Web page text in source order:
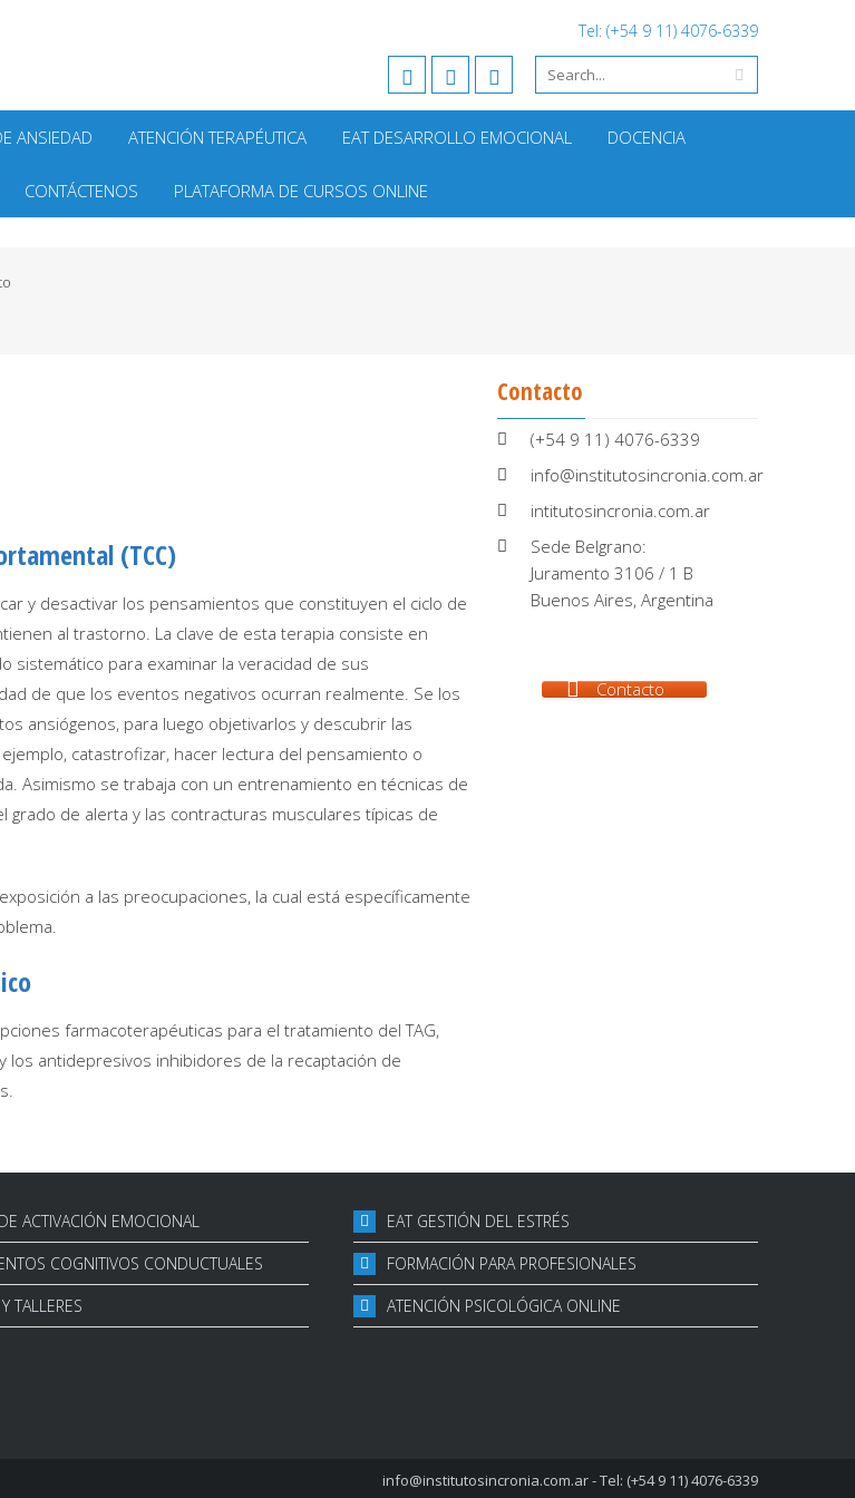
Tel: (+54 9 11) 4076-6339
ANSIEDAD ATENCIÓN TERAPÉUTICA EAT DESARROLLO EMOCIONAL DOCENCIA
CONTÁCTENOS PLATAFORMA DE CURSOS ONLINE
(TCC)
y desactivar los pensamientos que constituyen el ciclo de
al trastorno. La clave de esta terapia consiste en
sistemático para examinar la veracidad de sus
de que los eventos negativos ocurran realmente. Se los
ansiógenos, para luego objetivarlos y descubrir las
catastrofizar, hacer lectura del pensamiento o
Asimismo se trabaja con un entrenamiento en técnicas de
grado de alerta y las contracturas musculares típicas de
a las preocupaciones, la cual está específicamente
farmacoterapéuticas para el tratamiento del TAG,
los antidepresivos inhibidores de la recaptación de
Contacto
(+54 9 11) 4076-6339
info@institutosincronia.com.ar
intitutosincronia.com.ar
Sede Belgrano:
Juramento 3106 / 1 B
Buenos Aires, Argentina
Contacto
ACTIVACIÓN EMOCIONAL
COGNITIVOS CONDUCTUALES
TALLERES
EAT GESTIÓN DEL ESTRÉS
FORMACIÓN PARA PROFESIONALES
ATENCIÓN PSICOLÓGICA ONLINE
info@institutosincronia.com.ar- Tel: (+54 9 11) 4076-6339